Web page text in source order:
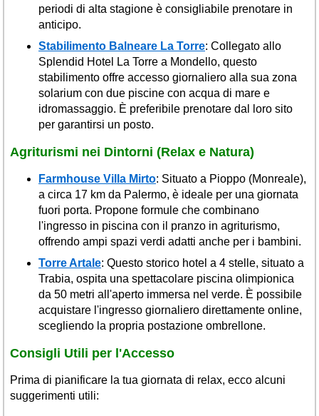
periodi di alta stagione è consigliabile prenotare in
anticipo.
Stabilimento Balneare La Torre: Collegato allo
Splendid Hotel La Torre a Mondello, questo
stabilimento offre accesso giornaliero alla sua zona
solarium con due piscine con acqua di mare e
idromassaggio. È preferibile prenotare dal loro sito
per garantirsi un posto.
Agriturismi nei Dintorni (Relax e Natura)
Farmhouse Villa Mirto: Situato a Pioppo (Monreale),
a circa 17 km da Palermo, è ideale per una giornata
fuori porta. Propone formule che combinano
l'ingresso in piscina con il pranzo in agriturismo,
offrendo ampi spazi verdi adatti anche per i bambini.
Torre Artale: Questo storico hotel a 4 stelle, situato a
Trabia, ospita una spettacolare piscina olimpionica
da 50 metri all'aperto immersa nel verde. È possibile
acquistare l'ingresso giornaliero direttamente online,
scegliendo la propria postazione ombrellone.
Consigli Utili per l'Accesso
Prima di pianificare la tua giornata di relax, ecco alcuni
suggerimenti utili: